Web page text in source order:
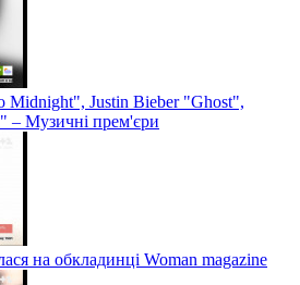
Midnight", Justin Bieber "Ghost",
– Музичні прем'єри
на обкладинці Woman magazine